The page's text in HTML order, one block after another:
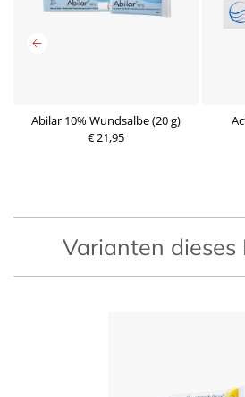
Abilar 10% Wundsalbe (20 g)
€ 21,95
Varianten dieses